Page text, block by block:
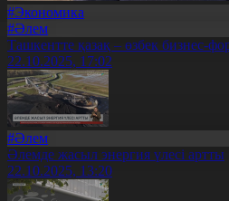
#Экономика
#Әлем
Ташкентте қазақ – өзбек бизнес-
22.10.2025, 17:02
#Әлем
Әлемде жасыл энергия үлесі артты
22.10.2025, 13:20